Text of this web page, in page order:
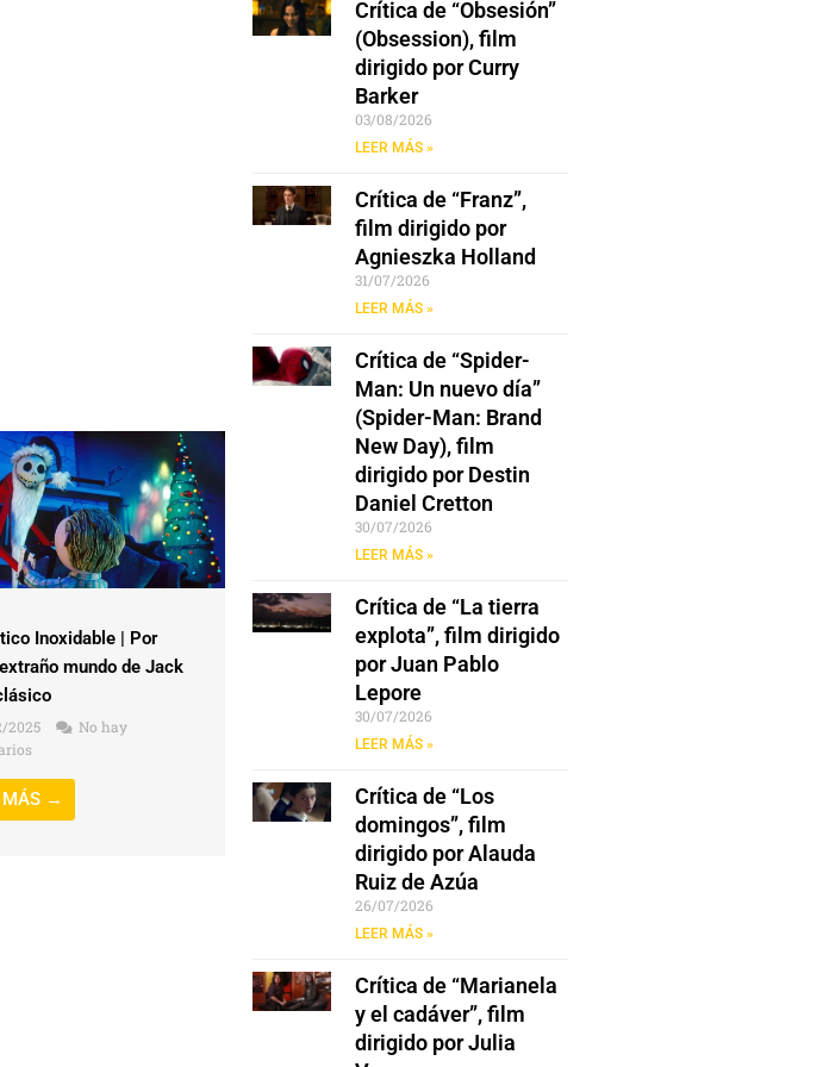
Inoxidable | Por
mundo de Jack
2025
No hay
MÁS →
Crítica de “Obsesión”
(Obsession), film
dirigido por Curry
Barker
03/08/2026
LEER MÁS »
Crítica de “Franz”,
film dirigido por
Agnieszka Holland
31/07/2026
LEER MÁS »
Crítica de “Spider-
Man: Un nuevo día”
(Spider-Man: Brand
New Day), film
dirigido por Destin
Daniel Cretton
30/07/2026
LEER MÁS »
Crítica de “La tierra
explota”, film dirigido
por Juan Pablo
Lepore
30/07/2026
LEER MÁS »
Crítica de “Los
domingos”, film
dirigido por Alauda
Ruiz de Azúa
26/07/2026
LEER MÁS »
Crítica de “Marianela
y el cadáver”, film
dirigido por Julia